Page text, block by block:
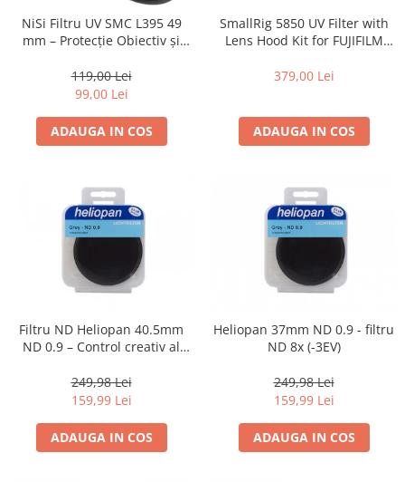
Vizor
Accesorii diverse
NiSi Filtru UV SMC L395 49
mm – Protecție Obiectiv și
119,00 Lei
99,00 Lei
ADAUGA IN COS
SmallRig 5850 UV Filter with
Lens Hood Kit for FUJIFILM
379,00 Lei
ADAUGA IN COS
Filtru ND Heliopan 40.5mm
ND 0.9 – Control creativ al
249,98 Lei
159,99 Lei
ADAUGA IN COS
Heliopan 37mm ND 0.9 - filtru
ND 8x (-3EV)
249,98 Lei
159,99 Lei
ADAUGA IN COS